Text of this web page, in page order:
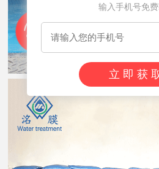
输入手机号免
立即获